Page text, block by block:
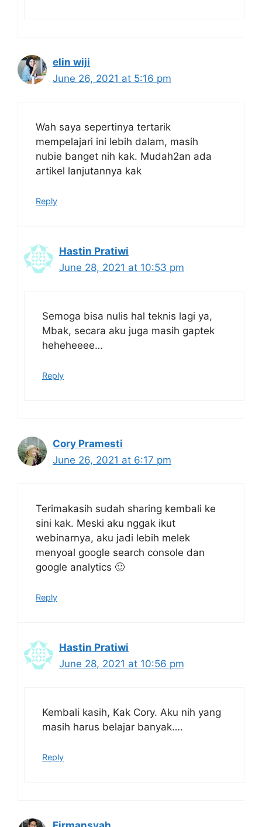
elin wiji
June 26, 2021 at 5:16 pm
Wah saya sepertinya tertarik
mempelajari ini lebih dalam, masih
nubie banget nih kak. Mudah2an ada
artikel lanjutannya kak
Reply
Hastin Pratiwi
June 28, 2021 at 10:53 pm
Semoga bisa nulis hal teknis lagi ya,
Mbak, secara aku juga masih gaptek
heheheeee…
Reply
Cory Pramesti
June 26, 2021 at 6:17 pm
Terimakasih sudah sharing kembali ke
sini kak. Meski aku nggak ikut
webinarnya, aku jadi lebih melek
menyoal google search console dan
google analytics 🙂
Reply
Hastin Pratiwi
June 28, 2021 at 10:56 pm
Kembali kasih, Kak Cory. Aku nih yang
masih harus belajar banyak….
Reply